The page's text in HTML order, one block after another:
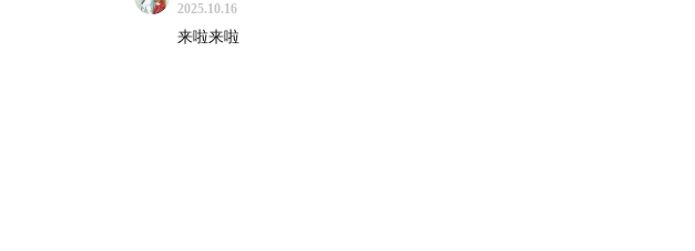
2025.10.16
来啦来啦